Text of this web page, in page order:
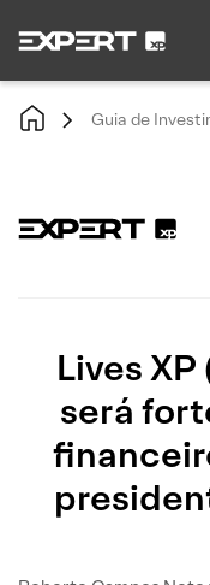
Guia de
Lives
será